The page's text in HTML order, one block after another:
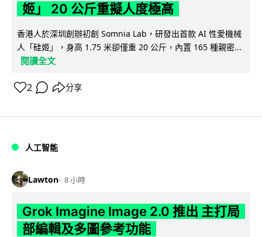
姬」 20 公斤重擬人度極高
香港人於深圳創辦初創 Somnia Lab，研發出首款 AI 性愛機械
人「硅姬」，身高 1.75 米卻僅重 20 公斤，內置 165 種親密...
閱讀全文
2 分享
人工智能
Lawton 8 小時
Grok Imagine Image 2.0 推出 主打局
部編輯及多圖參考功能